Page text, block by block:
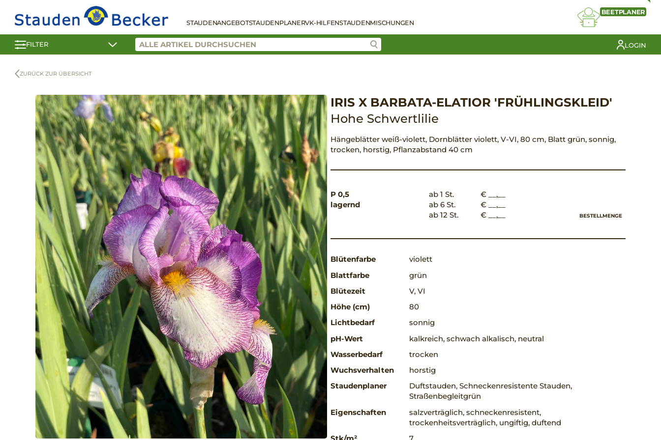
STAUDENANGEBOTSTAUDENPLANERVK-HILFENSTAUDENMISCHUNGEN
BEETPLANER
FILTER LOGIN
ZURÜCK ZUR ÜBERSICHT
IRIS X BARBATA-ELATIOR 'FRÜHLINGSKLEID'
Hohe Schwertlilie
Hängeblätter weiß-violett, Dornblätter violett, V-VI, 80 cm, Blatt grün, sonnig,
trocken, horstig, Pflanzabstand 40 cm
P 0,5
lagernd
ab 1 St.
€ __,__
ab 6 St.
€ __,__
ab 12 St.
€ __,__ BESTELLMENGE
Blütenfarbe
violett
Blattfarbe
grün
Blütezeit
V, VI
Höhe (cm)
80
Lichtbedarf
sonnig
pH-Wert
kalkreich, schwach alkalisch, neutral
Wasserbedarf
trocken
Wuchsverhalten
horstig
Staudenplaner
Duftstauden, Schneckenresistente Stauden,
Straßenbegleitgrün
Eigenschaften
salzverträglich, schneckenresistent,
trockenheitsverträglich, ungiftig, duftend